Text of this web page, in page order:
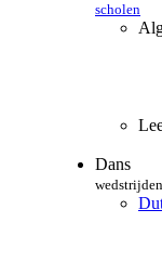
scholen
Dans
wedstrijden